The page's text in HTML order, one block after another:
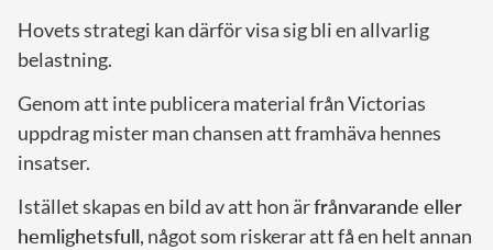
Hovets strategi kan därför visa sig bli en allvarlig
belastning.
Genom att inte publicera material från Victorias
uppdrag mister man chansen att framhäva hennes
insatser.
Istället skapas en bild av att hon ärfrånvarande eller
hemlighetsfull, något som riskerar att få en helt annan